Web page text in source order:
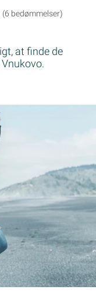
(6 bedømmelser)
at finde de